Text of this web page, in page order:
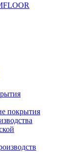
покрытия